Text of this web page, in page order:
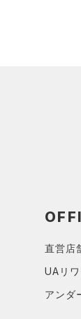
直営店
UAリ
アンダ